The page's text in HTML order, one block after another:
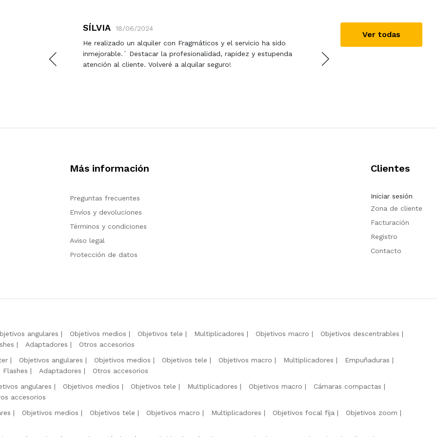
SÍLVIA
18/06/2024
He realizado un alquiler con Fragmáticos y el servicio ha sido
inmejorable.´ Destacar la profesionalidad, rapidez y estupenda
atención al cliente. Volveré a alquilar seguro!
Ver todas
Más información
Preguntas frecuentes
Envíos y devoluciones
Términos y condiciones
Aviso legal
Protección de datos
Clientes
Iniciar sesión
Zona de cliente
Facturación
Registro
Contacto
angulares Objetivos medios Objetivos tele Multiplicadores Objetivos macro
Objetivos descentrables
Adaptadores
Otros accesorios
Objetivos angulares Objetivos medios Objetivos tele Objetivos macro Multiplicadores
Empuñaduras
Flashes Adaptadores
Otros accesorios
angulares Objetivos medios Objetivos tele Multiplicadores Objetivos macro
Cámaras compactas
accesorios
Objetivos medios Objetivos tele Objetivos macro Multiplicadores Objetivos focal fija
Objetivos zoom